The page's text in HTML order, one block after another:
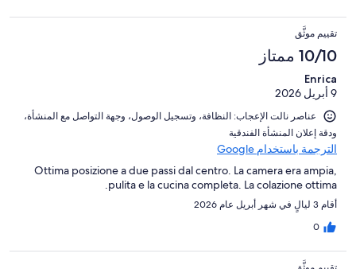
تقييم موثَّق
10/10 ممتاز
Enrica
9 أبريل 2026
عناصر نالت الإعجاب: ⁦النظافة⁩، و⁦تسجيل الوصول⁩، و⁦جهة التواصل مع المنشأة⁩،
و⁦دقة إعلان المنشأة الفندقية⁩
الترجمة باستخدام Google
Ottima posizione a due passi dal centro. La camera era ampia,
pulita e la cucina completa. La colazione ottima.
أقام 3 ليالٍ في شهر أبريل عام 2026
0